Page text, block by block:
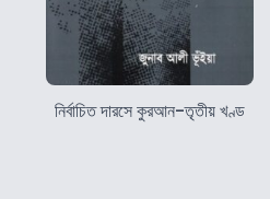
নির্বাচিত দারসে কুরআন-তৃতীয় খণ্ড